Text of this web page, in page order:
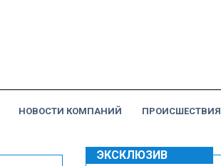
НОВОСТИ КОМПАНИЙ ПРОИСШЕСТВИЯ
ЭКСКЛЮЗИВ